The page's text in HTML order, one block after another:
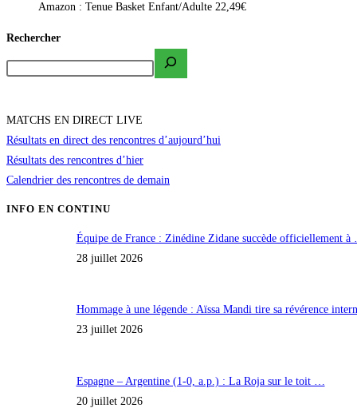
Amazon : Tenue Basket Enfant/Adulte 22,49€
Rechercher
MATCHS EN DIRECT LIVE
Résultats en direct des rencontres d’aujourd’hui
Résultats des rencontres d’hier
Calendrier des rencontres de demain
INFO EN CONTINU
Équipe de France : Zinédine Zidane succède officiellement
28 juillet 2026
Hommage à une légende : Aïssa Mandi tire sa révérence
23 juillet 2026
Espagne – Argentine (1-0, a.p.) : La Roja sur le toit …
20 juillet 2026